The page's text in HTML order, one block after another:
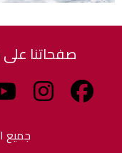
صفحاتنا
جميع